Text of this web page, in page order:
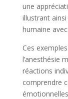
une
illustrant
humaine
Ces
l’anesthésie
réactions
comprendre